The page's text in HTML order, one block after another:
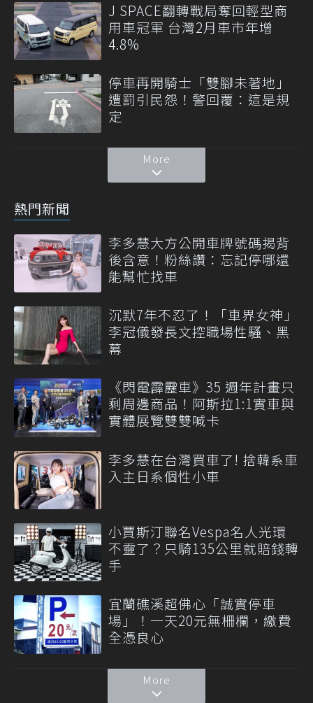
J SPACE翻轉戰局奪回輕型商
用車冠軍 台灣2月車市年增
4.8%
停車再開騎士「雙腳未著地」
遭罰引民怨！警回覆：這是規
定
More
熱門新聞
李多慧大方公開車牌號碼揭背
後含意！粉絲讚：忘記停哪還
能幫忙找車
沉默7年不忍了！「車界女神」
李冠儀發長文控職場性騷、黑
幕
《閃電霹靂車》35 週年計畫只
剩周邊商品！阿斯拉1:1實車與
實體展覽雙雙喊卡
李多慧在台灣買車了! 捨韓系車
入主日系個性小車
小賈斯汀聯名Vespa名人光環
不靈了？只騎135公里就賠錢轉
手
宜蘭礁溪超佛心「誠實停車
場」！一天20元無柵欄，繳費
全憑良心
More